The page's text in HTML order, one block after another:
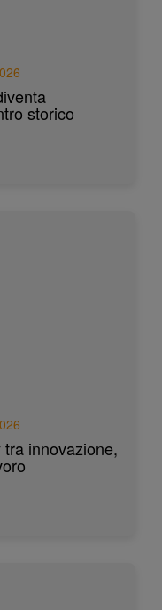
storico
innovazione,